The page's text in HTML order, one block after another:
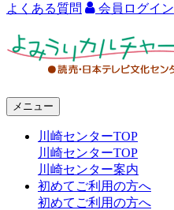
よくある質問 会員ログイン
メニュー
川崎センターTOP
川崎センターTOP
川崎センター案内
初めてご利用の方へ
初めてご利用の方へ